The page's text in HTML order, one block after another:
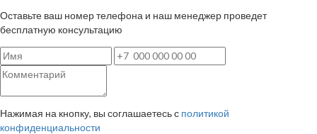
Оставьте ваш номер телефона и наш менеджер проведет
бесплатную консультацию
Нажимая на кнопку, вы соглашаетесь с политикой
конфиденциальности